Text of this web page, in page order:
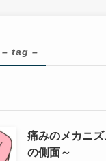
– tag –
痛みのメカニ
の側面～